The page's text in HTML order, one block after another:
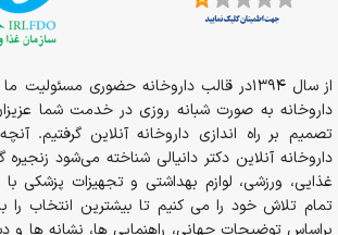
تصمیم بر راه اندازی داروخانه آنلاین گرفتیم.
داروخانه آنلاین دکتر دانیالی شناخته می‌شود
غذایی، ورزشی، لوازم بهداشتی و تجهیزات پزشکی
تمام تلاش خود را می کنیم تا بیشترین انتخاب